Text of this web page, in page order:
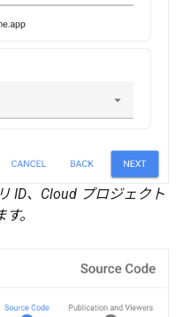
ID、Cloud プロジェクト
。